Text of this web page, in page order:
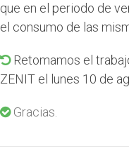
que en el periodo de
el consumo de las
Retomamos el
ZENIT el lunes 10 de
Gracias.